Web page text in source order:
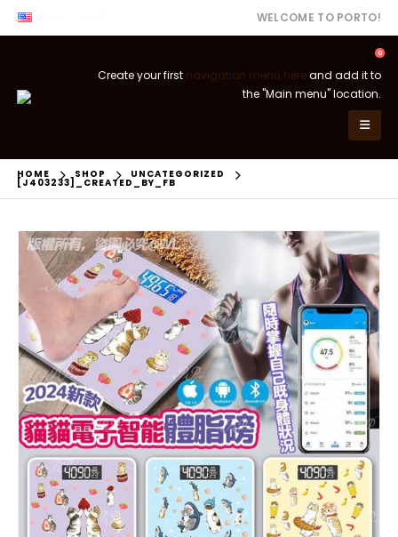
WELCOME TO PORTO!
0
Create your first navigation menu hereand add it to
the "Main menu" location.
HOME SHOP UNCATEGORIZED
[J403233]_CREATED_BY_FB